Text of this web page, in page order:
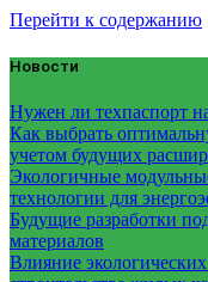
Перейти к содержанию
Новости
Нужен ли техпаспорт
Как выбрать
учетом будущих
Экологичные
технологии для
Будущие разработки
материалов
Влияние